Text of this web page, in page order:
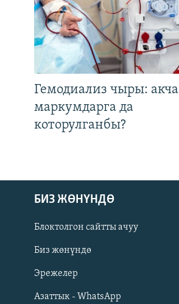
Русский
ОНЛАЙН ШЕРИНЕ
Гемодиализ чыры: акча
маркумдарга да
которулганбы?
БИЗ ЖӨНҮНДӨ
Блоктолгон сайтты ачуу
Биз жөнүндө
Эрежелер
Азаттык - WhatsApp